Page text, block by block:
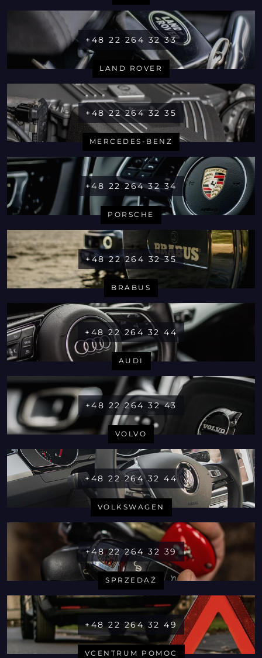
+48 22 264 32 33
LAND ROVER
+48 22 264 32 35
MERCEDES-BENZ
+48 22 264 32 34
PORSCHE
+48 22 264 32 35
BRABUS
+48 22 264 32 44
AUDI
+48 22 264 32 43
VOLVO
+48 22 264 32 44
VOLKSWAGEN
+48 22 264 32 39
SPRZEDAŻ
+48 22 264 32 49
VCENTRUM POMOC